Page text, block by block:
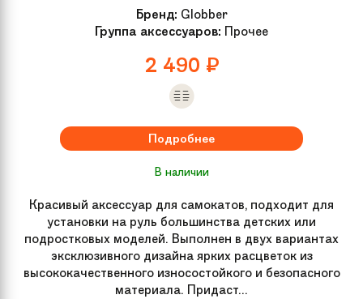
Бренд: Globber
Группа аксессуаров: Прочее
2 490 ₽
Подробнее
В наличии
Красивый аксессуар для самокатов, подходит для
установки на руль большинства детских или
подростковых моделей. Выполнен в двух вариантах
эксклюзивного дизайна ярких расцветок из
высококачественного износостойкого и безопасного
материала. Придаст...